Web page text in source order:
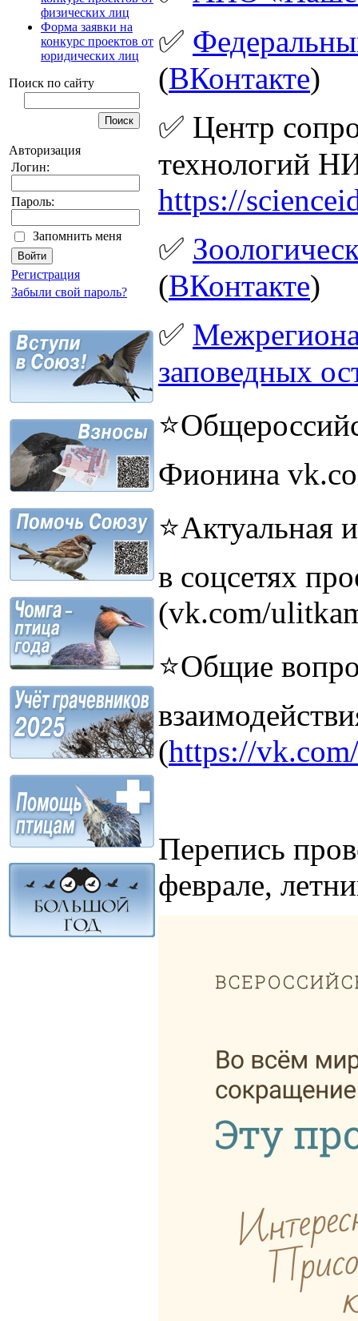
физических лиц
Форма заявки на
конкурс проектов от
юридических лиц
Поиск по сайту
Авторизация
Логин:
Пароль:
Запомнить меня
Регистрация
Забыли свой пароль?
✅
(ВКонтакте)
✅ Центр
технологий
https://
✅
(ВКонтакте)
✅
заповедных
Фионина
⭐Актуальная
в соцсетях
(vk.com/
⭐Общие
(https://
Перепись
феврале,